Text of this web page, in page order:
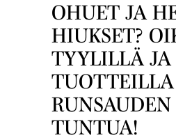
OHUET JA
HIUKSET?
TYYLILLÄ JA
TUOTTEILLA
RUNSAUDEN
TUNTUA!